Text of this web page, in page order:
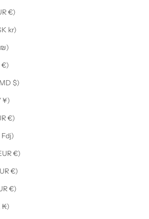
Irlanda (EUR €)
Islândia (ISK kr)
Israel (ILS ₪)
Itália (EUR €)
Jamaica (JMD $)
Japão (JPY ¥)
Jersey (EUR €)
Jibuti (DJF Fdj)
Jordânia (EUR €)
Kosovo (EUR €)
Koweit (EUR €)
Laos (LAK ₭)